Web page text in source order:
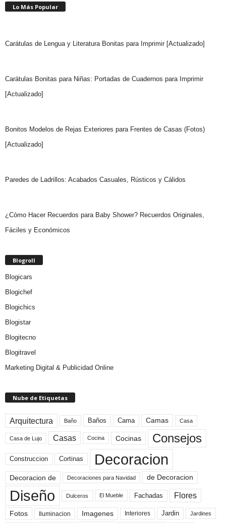
Lo Más Popular
Carátulas de Lengua y Literatura Bonitas para Imprimir [Actualizado]
Carátulas Bonitas para Niñas: Portadas de Cuadernos para Imprimir
[Actualizado]
Bonitos Modelos de Rejas Exteriores para Frentes de Casas (Fotos)
[Actualizado]
Paredes de Ladrillos: Acabados Casuales, Rústicos y Cálidos
¿Cómo Hacer Recuerdos para Baby Shower? Recuerdos Originales,
Fáciles y Económicos
Blogroll
Blogicars
Blogichef
Blogichics
Blogistar
Blogitecno
Blogitravel
Marketing Digital & Publicidad Online
Nube de Etiquetas
Arquitectura Baño Baños Cama Camas Casa
Casa de Lujo Casas Cocina Cocinas Consejos
Construccion Cortinas Decoracion
Decoracion de Decoraciones para Navidad de Decoracion
Diseño Dulceros El Mueble Fachadas Flores
Fotos Iluminacion Imagenes Interiores Jardin Jardines